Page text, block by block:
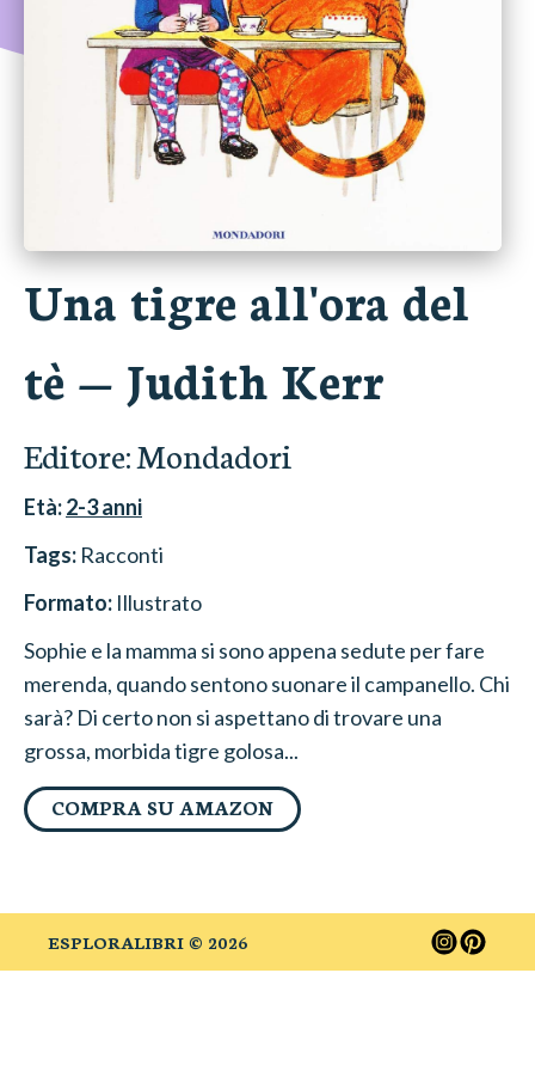
Una tigre all'ora del
tè — Judith Kerr
Editore:Mondadori
Età:2-3anni
Tags: Racconti
Formato: Illustrato
Sophie e la mamma si sono appena sedute per fare
merenda, quando sentono suonare il campanello. Chi
sarà? Di certo non si aspettano di trovare una
grossa, morbida tigre golosa...
COMPRA SU AMAZON
ESPLORALIBRI © 2026